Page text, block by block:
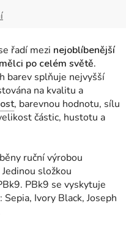
řadí mezi nejoblíbenější
po celém světě.
barev splňuje nejvyšší
na kvalitu a
, barevnou hodnotu, sílu
částic, hustotu a
ruční výrobou
Jedinou složkou
PBk9 se vyskytuje
Ivory Black, Joseph